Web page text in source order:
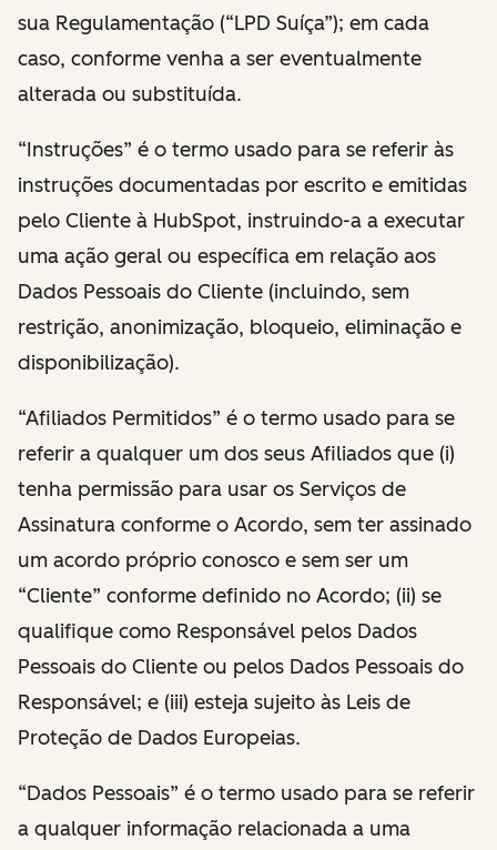
sua Regulamentação (“LPD Suíça”); em cada
caso, conforme venha a ser eventualmente
alterada ou substituída.
“Instruções” é o termo usado para se referir às
instruções documentadas por escrito e emitidas
pelo Cliente à HubSpot, instruindo-a a executar
uma ação geral ou específica em relação aos
Dados Pessoais do Cliente (incluindo, sem
restrição, anonimização, bloqueio, eliminação e
disponibilização).
“Afiliados Permitidos” é o termo usado para se
referir a qualquer um dos seus Afiliados que (i)
tenha permissão para usar os Serviços de
Assinatura conforme o Acordo, sem ter assinado
um acordo próprio conosco e sem ser um
“Cliente” conforme definido no Acordo; (ii) se
qualifique como Responsável pelos Dados
Pessoais do Cliente ou pelos Dados Pessoais do
Responsável; e (iii) esteja sujeito às Leis de
Proteção de Dados Europeias.
“Dados Pessoais” é o termo usado para se referir
a qualquer informação relacionada a uma